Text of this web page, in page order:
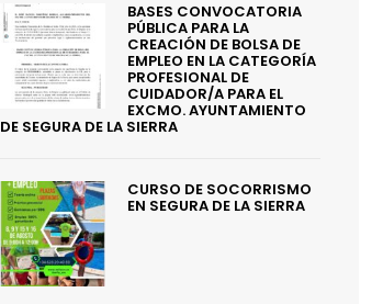
BASES CONVOCATORIA
PÚBLICA PARA LA
CREACIÓN DE BOLSA DE
EMPLEO EN LA CATEGORÍA
PROFESIONAL DE
CUIDADOR/A PARA EL
EXCMO. AYUNTAMIENTO
DE SEGURA DE LA SIERRA
CURSO DE SOCORRISMO
EN SEGURA DE LA SIERRA